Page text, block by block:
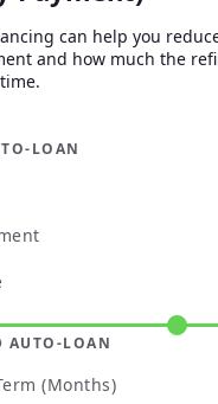
can help you
and how much the
LOAN
AUTO-LOAN
(Months)